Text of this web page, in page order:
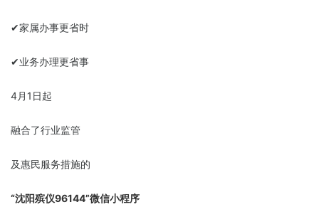
✔家属办事更省时
✔业务办理更省事
4月1日起
融合了行业监管
及惠民服务措施的
“沈阳殡仪96144”微信小程序